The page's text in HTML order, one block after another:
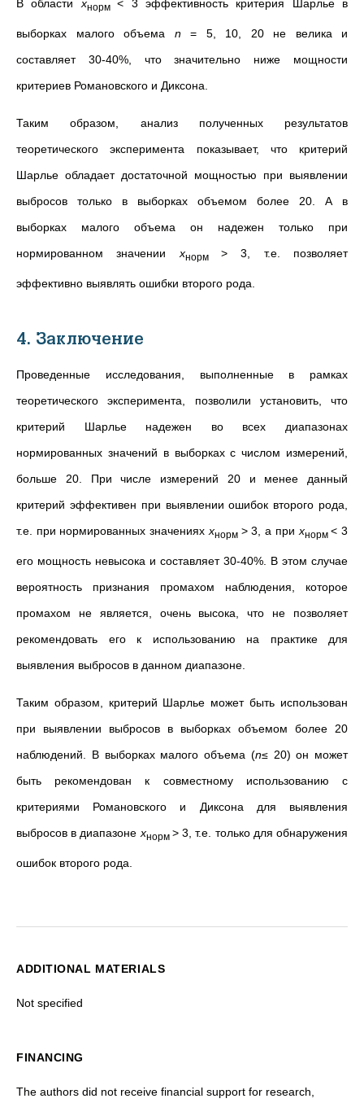
В областиxнорм< 3 эффективность критерия Шарлье в
выборках малого объема n= 5, 10, 20 не велика и
составляет 30-40%, что значительно ниже мощности
критериев Романовского и Диксона.
Таким образом, анализ полученных результатов
теоретического эксперимента показывает, что критерий
Шарлье обладает достаточной мощностью при выявлении
выбросов только в выборках объемом более 20. А в
выборках малого объема он надежен только при
нормированном значенииxнорм> 3, т.е. позволяет
эффективно выявлять ошибки второго рода.
4. Заключение
Проведенные исследования, выполненные в рамках
теоретического эксперимента, позволили установить, что
критерий Шарлье надежен во всех диапазонах
нормированных значений в выборках с числом измерений,
больше 20. При числе измерений 20 и менее данный
критерий эффективен при выявлении ошибок второго рода,
т.е. при нормированных значениях xнорм > 3, а при xнорм< 3
его мощность невысока и составляет 30-40%. В этом случае
вероятность признания промахом наблюдения, которое
промахом не является, очень высока, что не позволяет
рекомендовать его к использованию на практике для
выявления выбросов в данном диапазоне.
Таким образом, критерий Шарлье может быть использован
при выявлении выбросов в выборках объемом более 20
наблюдений. В выборках малого объема (n≤ 20) он может
быть рекомендован к совместному использованию с
критериями Романовского и Диксона для выявления
выбросов в диапазоне xнорм > 3, т.е. только для обнаружения
ошибок второго рода.
ADDITIONAL MATERIALS
Not specified
FINANCING
The authors did not receive financial support for research,